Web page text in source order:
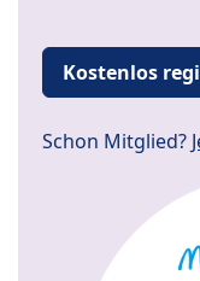
Kostenlos
Schon Mitglied?